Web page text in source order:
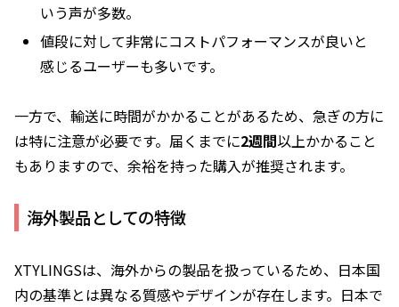
いう声が多数。
値段に対して非常にコストパフォーマンスが良いと
感じるユーザーも多いです。
一方で、輸送に時間がかかることがあるため、 急ぎの方に
は特に注意が必要です。届くまでに2週間以上かかること
もありますので、余裕を持った購入が推奨されます。
海外製品としての特徴
XTYLINGSは、海外からの製品を扱っているため、日本国
内の基準とは異なる質感やデザインが存在します。日本で